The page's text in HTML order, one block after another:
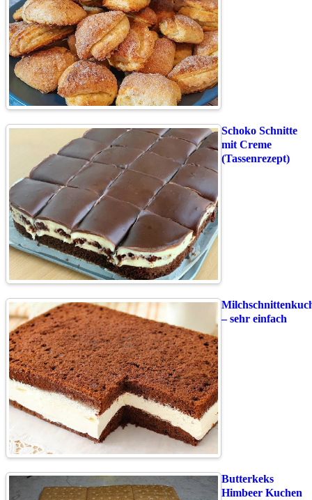
Schoko Schnitte
mit Creme
(Tassenrezept)
– sehr einfach
Butterkeks
Himbeer Kuchen